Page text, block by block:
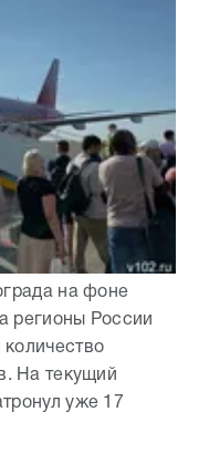
на фоне
регионы России
количество
На текущий
уже 17